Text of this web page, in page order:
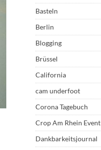
Basteln
Berlin
Blogging
Brüssel
California
cam underfoot
Corona Tagebuch
Crop Am Rhein Event
Dankbarkeitsjournal